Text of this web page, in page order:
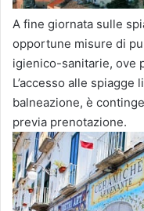
A fine giornata sulle
opportune misure di
igienico-sanitarie, ove
L’accesso alle
balneazione, è
previa prenotazione.